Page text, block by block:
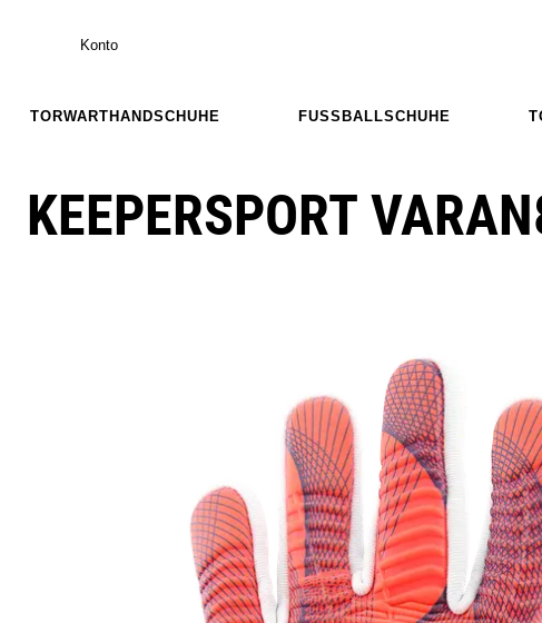
Konto
TORWARTHANDSCHUHE FUSSBALLSCHUHE
KEEPERSPORT